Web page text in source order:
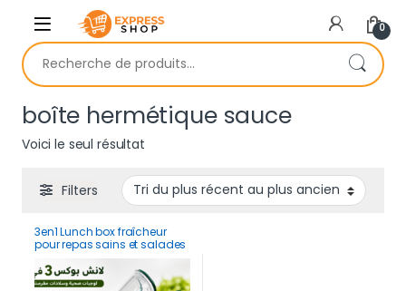
Skip to navigation
Skip to content
0
Recherche pour :
boîte hermétique sauce
Voici le seul résultat
Filters
3en1 Lunch box fraîcheur
pour repas sains et salades